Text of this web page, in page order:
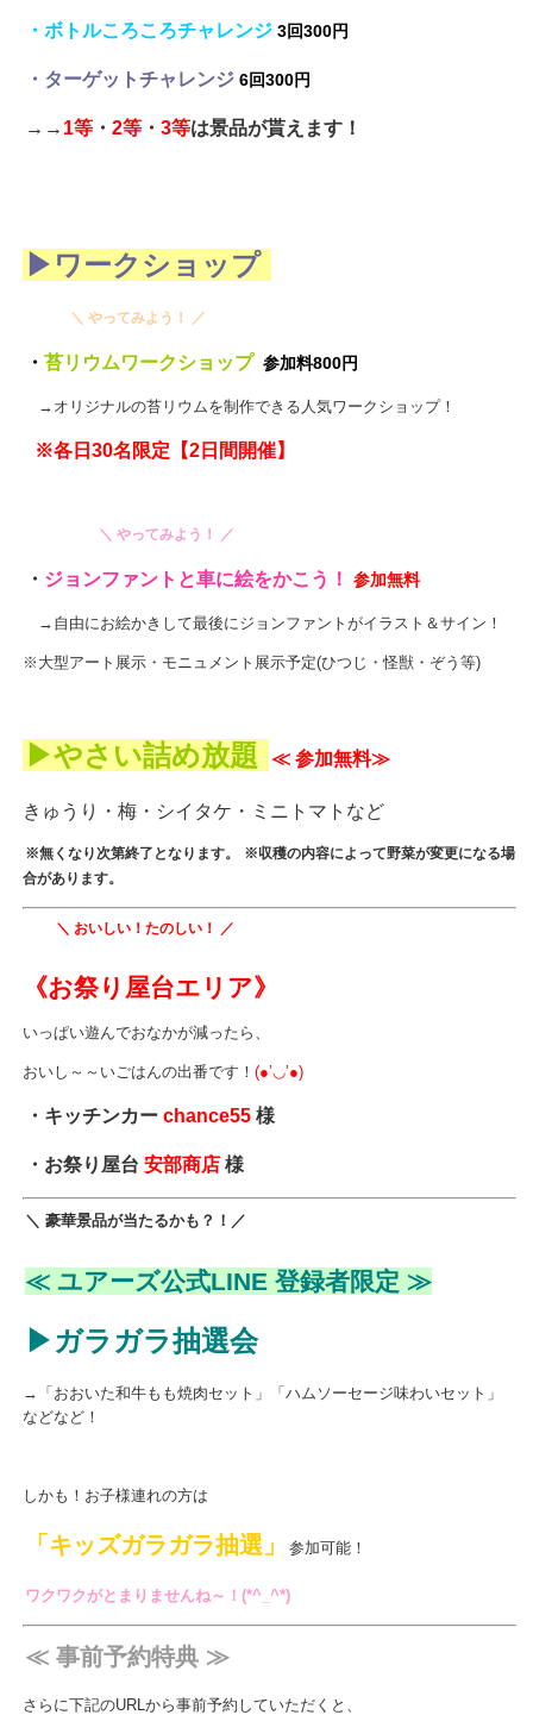
・ボトルころころチャレンジ 3回300円
・ターゲットチャレンジ 6回300円
→→ 1等 ・ 2等 ・ 3等は景品が貰えます！
▶ワークショップ
＼ やってみよう！ ／
・ 苔リウムワークショップ 参加料800円
→オリジナルの苔リウムを制作できる人気ワークショップ！
※各日30名限定【2日間開催】
＼ やってみよう！ ／
・ ジョンファントと車に絵をかこう！ 参加無料
→自由にお絵かきして最後にジョンファントがイラスト＆サイン！
※大型アート展示・モニュメント展示予定(ひつじ・怪獣・ぞう等)
▶やさい詰め放題 ≪ 参加無料≫
きゅうり・梅・シイタケ・ミニトマトなど
※無くなり次第終了となります。
※収穫の内容によって野菜が変更になる場
合があります。
＼ おいしい！たのしい！ ／
《お祭り屋台エリア》
いっぱい遊んでおなかが減ったら、
おいし～～いごはんの出番です！ (●’◡’●)
・キッチンカー chance55 様
・お祭り屋台 安部商店 様
＼ 豪華景品が当たるかも？！／
≪ ユアーズ公式LINE 登録者限定 ≫
▶ガラガラ抽選会
→「おおいた和牛もも焼肉セット」「ハムソーセージ味わいセット」
などなど！
しかも！お子様連れの方は
「キッズガラガラ抽選」 参加可能！
ワクワクがとまりませんね～！(*^_^*)
≪ 事前予約特典 ≫
さらに下記のURLから事前予約していただくと、